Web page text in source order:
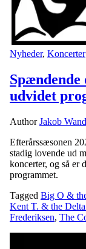
Nyheder, Koncerter
udvidet
AuthorJakob
Efterårssæsonen
stadig lovende ud
koncerter, og så er
programmet.
Tagged Big O &
Kent T. & the
Frederiksen, The